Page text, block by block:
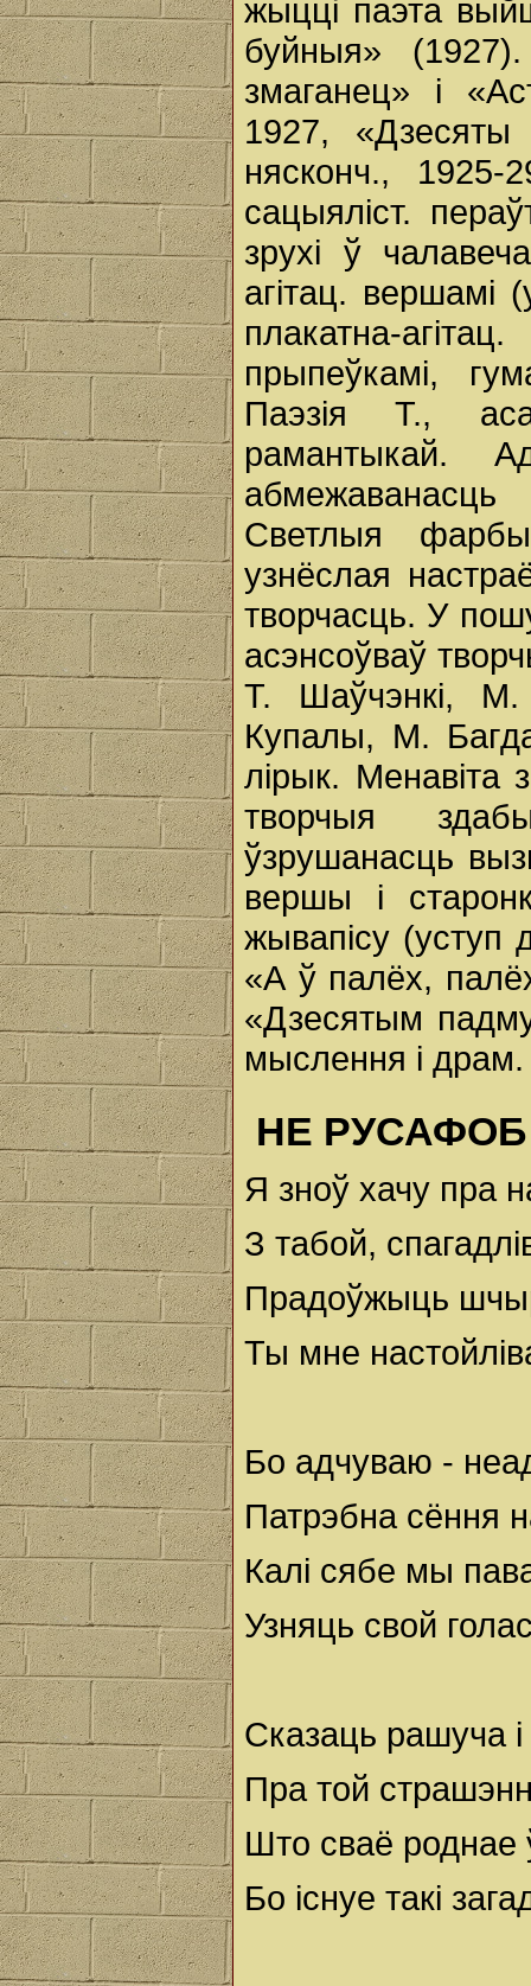
жыцці паэта
буйныя»
змаганец» і
1927, «Дзесяты
нясконч., 1925-
сацыяліст.
зрухі ў
агітац. вершамі
плакатна-
прыпеўкамі,
Паэзія Т.,
рамантыкай.
абмежаванасць
Светлыя
узнёслая
творчасць. У
асэнсоўваў
Т. Шаўчэнкі, М.
Купалы, М.
лірык. Менавіта
творчыя
ўзрушанасць
вершы і
жывапісу
«А ў палёх,
«Дзесятым
мыслення і
НЕ РУСАФОБ
Я зноў хачу пра
З табой,
Прадоўжыць
Ты мне
Бо адчуваю -
Патрэбна сёння
Калі сябе мы
Узняць свой
Сказаць рашуча
Пра той
Што сваё роднае
Бо існуе такі